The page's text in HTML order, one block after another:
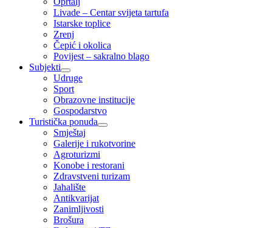
Livade – Centar svijeta tartufa
Istarske toplice
Zrenj
Čepić i okolica
Povijest – sakralno blago
Subjekti
Udruge
Sport
Obrazovne institucije
Gospodarstvo
Turistička ponuda
Smještaj
Galerije i rukotvorine
Agroturizmi
Konobe i restorani
Zdravstveni turizam
Jahalište
Antikvarijat
Zanimljivosti
Brošura